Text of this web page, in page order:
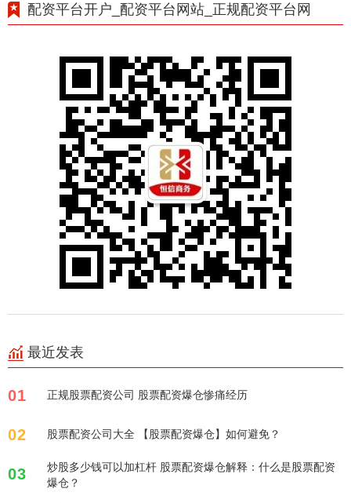
配资平台开户_配资平台网站_正规配资平台网
最近发表
01 正规股票配资公司 股票配资爆仓惨痛经历
02 股票配资公司大全 【股票配资爆仓】如何避免？
03
炒股多少钱可以加杠杆 股票配资爆仓解释：什么是股票配资
爆仓？